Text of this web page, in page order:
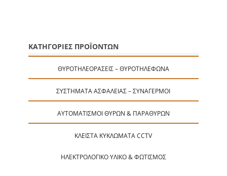
ΚΑΤΗΓΟΡΙΕΣ ΠΡΟΪΟΝΤΩΝ
ΘΥΡΟΤΗΛΕΟΡΆΣΕΙΣ – ΘΥΡΟΤΗΛΈΦΩΝΑ
ΣΥΣΤΉΜΑΤΑ ΑΣΦΑΛΕΊΑΣ – ΣΥΝΑΓΕΡΜΟΊ
ΑΥΤΟΜΑΤΙΣΜΟΊ ΘΥΡΏΝ & ΠΑΡΑΘΎΡΩΝ
ΚΛΕΙΣΤΆ ΚΥΚΛΏΜΑΤΑ CCTV
ΗΛΕΚΤΡΟΛΟΓΙΚΌ ΥΛΙΚΌ & ΦΩΤΙΣΜΌΣ